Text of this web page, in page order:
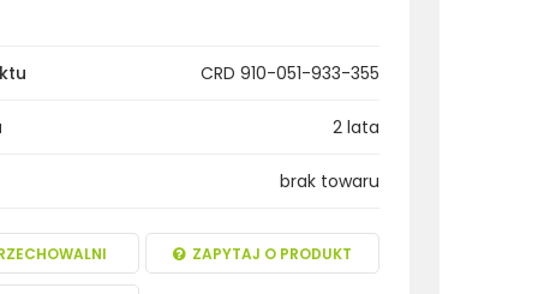
CRD 910-051-933-355
2 lata
brak towaru
ZAPYTAJ O PRODUKT